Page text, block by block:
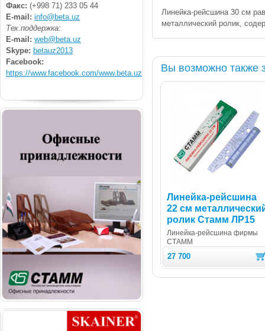
Факс: (+998 71) 233 05 44
E-mail: info@beta.uz
Тех.поддержка:
E-mail: web@beta.uz
Skype: betauz2013
Facebook:
https://www.facebook.com/www.beta.uz
Линейка-рейсшина 30 см
металлический ролик,
Вы возможно также
Линейка-рейсшина
22 см
ролик Стамм ЛР15
Линейка-рейсшина фирмы
СТАММ
27 700